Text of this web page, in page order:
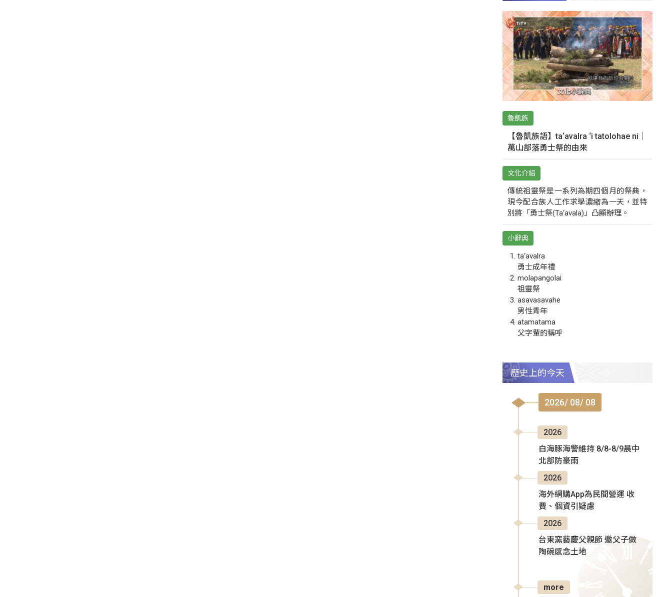
魯凱族
【魯凱族語】ta‘avalra ‘i tatolohae ni｜
萬山部落勇士祭的由來
文化介紹
傳統祖靈祭是一系列為期四個月的祭典，
現今配合族人工作求學濃縮為一天，並特
別將「勇士祭(Ta‘avala)」凸顯辦理。
小辭典
ta‘avalra
勇士成年禮
molapangolai
祖靈祭
asavasavahe
男性青年
atamatama
父字輩的稱呼
歷史上的今天
2026/ 08/ 08
2026
白海豚海警維持 8/8-8/9晨中
北部防豪雨
2026
海外網購App為民間營運 收
費、個資引疑慮
2026
台東窯藝慶父親節 邀父子做
陶碗感念土地
more